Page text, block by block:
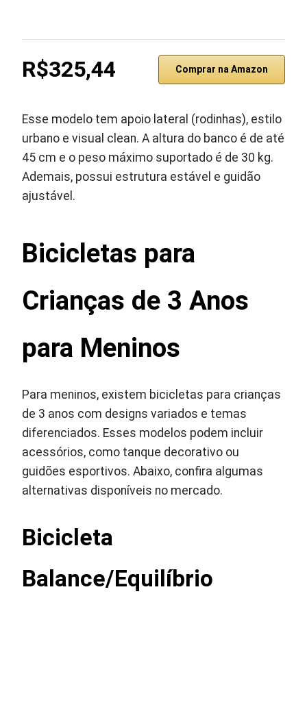
R$325,44 Comprar na Amazon
Esse modelo tem apoio lateral (rodinhas), estilo
urbano e visual clean. A altura do banco é de até
45 cm e o peso máximo suportado é de 30 kg.
Ademais, possui estrutura estável e guidão
ajustável.
Bicicletas para
Crianças de 3 Anos
para Meninos
Para meninos, existem bicicletas para crianças
de 3 anos com designs variados e temas
diferenciados. Esses modelos podem incluir
acessórios, como tanque decorativo ou
guidões esportivos. Abaixo, confira algumas
alternativas disponíveis no mercado.
Bicicleta
Balance/Equilíbrio